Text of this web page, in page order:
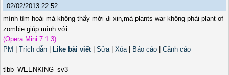
02/02/2013 22:52
mình tìm hoài mà không thấy mới đi xin,mà plants war không phải plant of
zombie.giúp mình với
(Opera Mini 7.1.3)
PM
Trích dẫn Like bài viết Sửa Xóa Báo cáo
Cảnh cáo
tlbb_WEENKING_sv3